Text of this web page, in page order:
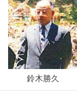
鈴木勝久